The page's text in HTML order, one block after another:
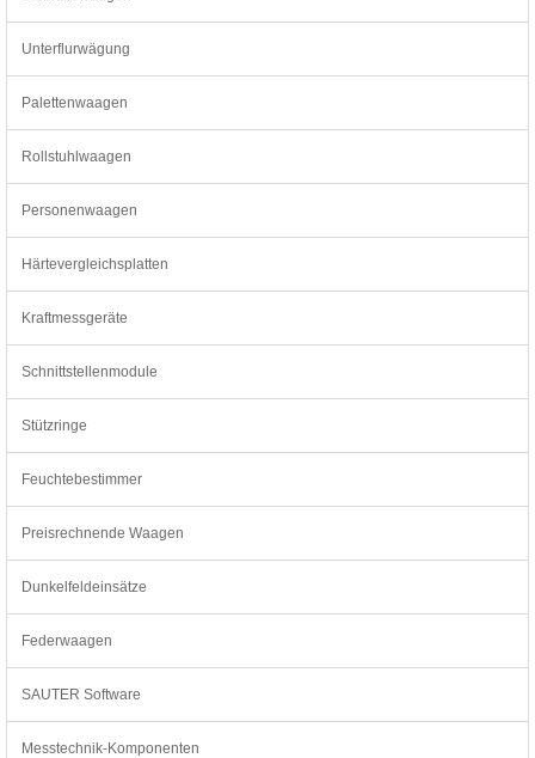
Unterflurwägung
Palettenwaagen
Rollstuhlwaagen
Personenwaagen
Härtevergleichsplatten
Kraftmessgeräte
Schnittstellenmodule
Stützringe
Feuchtebestimmer
Preisrechnende Waagen
Dunkelfeldeinsätze
Federwaagen
SAUTER Software
Messtechnik-Komponenten